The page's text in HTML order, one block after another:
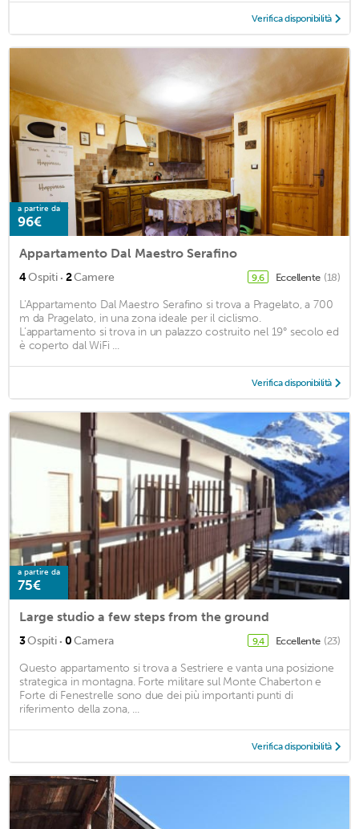
Verifica disponibilità
a partire da
96€
Appartamento Dal Maestro Serafino
4Ospiti · 2Camere 9,6 Eccellente (18)
L'Appartamento Dal Maestro Serafino si trova a Pragelato, a 700
m da Pragelato, in una zona ideale per il ciclismo.
L’appartamento si trova in un palazzo costruito nel 19° secolo ed
è coperto dal WiFi ...
Verifica disponibilità
a partire da
75€
Large studio a few steps from the ground
3Ospiti · 0Camera 9,4 Eccellente (23)
Questo appartamento si trova a Sestriere e vanta una posizione
strategica in montagna. Forte militare sul Monte Chaberton e
Forte di Fenestrelle sono due dei più importanti punti di
riferimento della zona, ...
Verifica disponibilità